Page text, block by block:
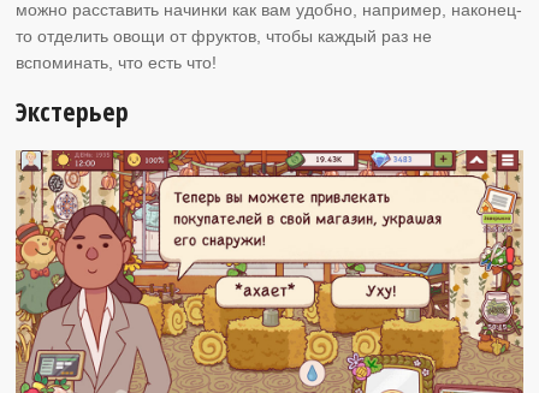
можно расставить начинки как вам удобно, например, наконец-
то отделить овощи от фруктов, чтобы каждый раз не
вспоминать, что есть что!
Экстерьер